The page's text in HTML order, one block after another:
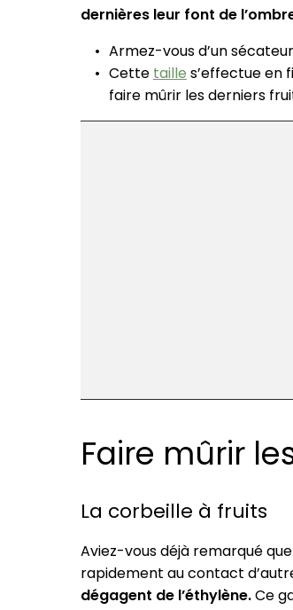
dernières leur font de
Armez-vous d’un
Cette taille s’effectue en
faire mûrir les derniers
Faire mûrir
La corbeille à fruits
Aviez-vous déjà remarqué
rapidement au contact
dégagent de l’éthylène.Ce